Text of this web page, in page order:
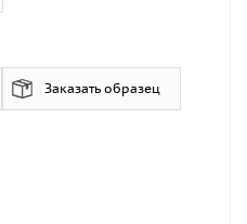
Заказать образец